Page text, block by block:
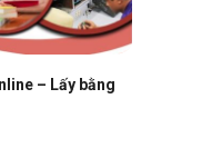
– Lấy bằng